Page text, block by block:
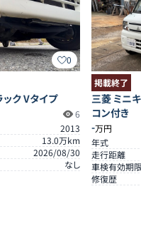
0
ク Vタイプ
6
2013
13.0万km
2026/08/30
なし
掲載終了
三菱 ミニ
コン付き
-万円
年式
走行距離
車検有効期限
修復歴